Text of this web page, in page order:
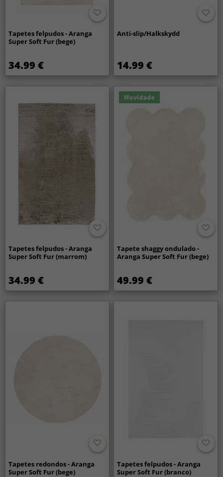
Tapetes felpudos - Aranga
Super Soft Fur (bege)
34.99 €
Anti-slip/Halkskydd
14.99 €
Tapetes felpudos - Aranga
Super Soft Fur (marrom)
34.99 €
Novidade
Tapete shaggy ondulado -
Aranga Super Soft Fur (bege)
49.99 €
Tapetes redondos - Aranga
Super Soft Fur (bege)
Tapetes felpudos - Aranga
Super Soft Fur (branco)